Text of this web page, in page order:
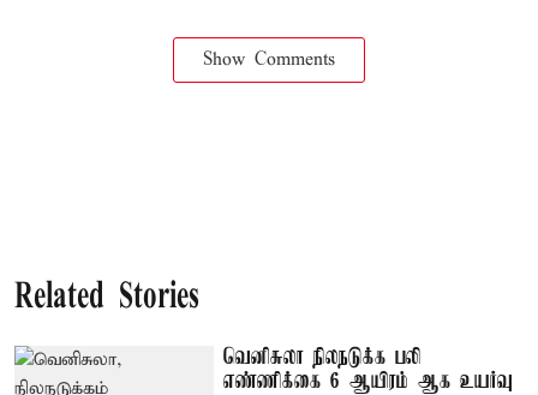
Show Comments
Related Stories
வெனிசுலா நிலநடுக்க பலி
எண்ணிக்கை 6 ஆயிரம் ஆக உயர்வு